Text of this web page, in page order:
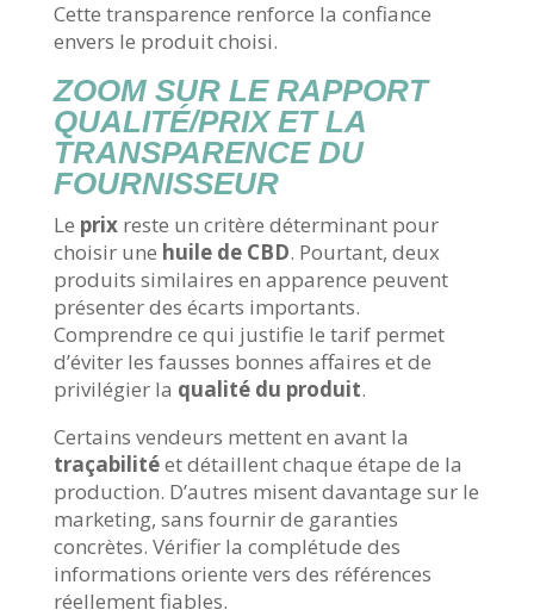
Cette transparence renforce la confiance
envers le produit choisi.
ZOOM SUR LE RAPPORT
QUALITÉ/PRIX ET LA
TRANSPARENCE DU
FOURNISSEUR
Le prixreste un critère déterminant pour
choisir une huile de CBD. Pourtant, deux
produits similaires en apparence peuvent
présenter des écarts importants.
Comprendre ce qui justifie le tarif permet
d’éviter les fausses bonnes affaires et de
privilégier la qualité du produit.
Certains vendeurs mettent en avant la
traçabilitéet détaillent chaque étape de la
production. D’autres misent davantage sur le
marketing, sans fournir de garanties
concrètes. Vérifier la complétude des
informations oriente vers des références
réellement fiables.